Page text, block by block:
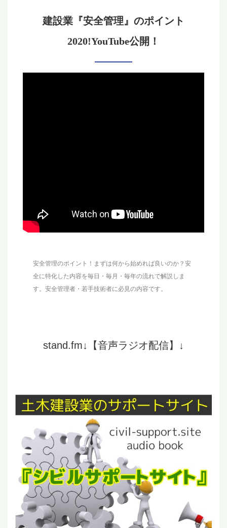
建設業『安全管理』のポイント
2020!YouTube公開！
安全管理のポイント！まずは何から始めれば良いのか？安
全に特化した内容を毎日・毎月・毎年の流れで解説しま
す。安全管理者・若手技術者に必見の内容です。
stand.fm↓【音声ラジオ配信】↓